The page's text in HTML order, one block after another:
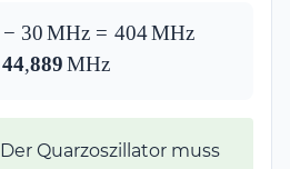
− 30MHz = 404MHz
44,889 MHz
Der Quarzoszillator muss